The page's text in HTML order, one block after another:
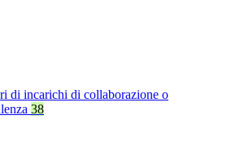
di incarichi di collaborazione o
38